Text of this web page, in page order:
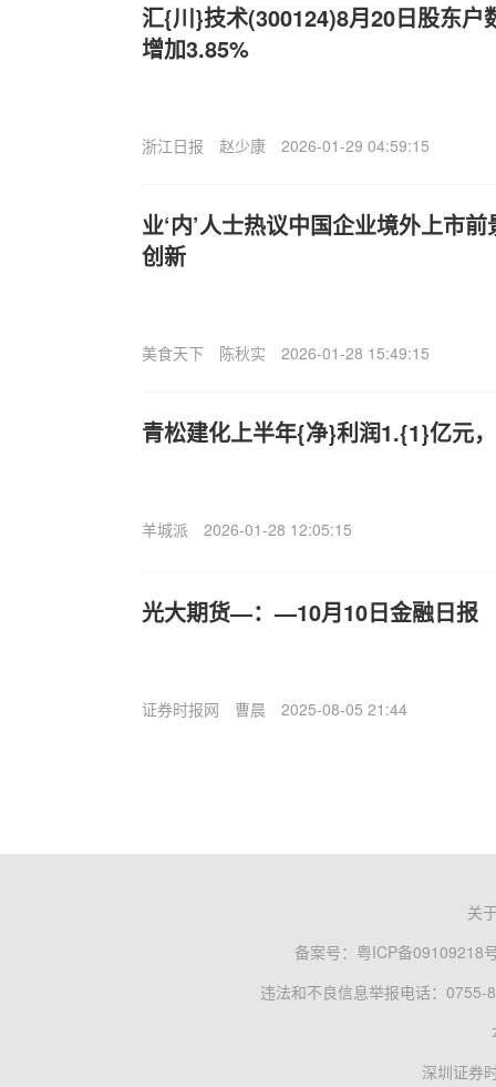
汇{川}技术(300124)8月20日股东户
增加3.85%
浙江日报 赵少康 2026-01-29 04:59:15
业‘内’人士热议中国企业境外上市
创新
美食天下 陈秋实 2026-01-28 15:49:15
青松建化上半年{净}利润1.{1}亿元
羊城派 2026-01-28 12:05:15
光大期货—：—10月10日金融日报
证券时报网 曹晨 2025-08-05 21:44
关
备案号： 粤ICP备09109218
违法和不良信息举报电话：0755-
深圳证券